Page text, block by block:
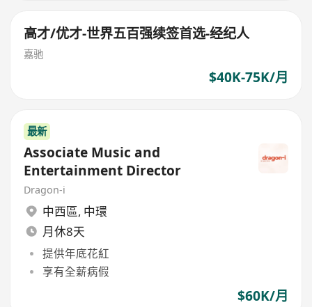
高才/优才-世界五百强续签首选-经纪人
嘉驰
$40K-75K/月
最新
Associate Music and
Entertainment Director
Dragon-i
中西區, 中環
月休8天
提供年底花紅
享有全薪病假
$60K/月